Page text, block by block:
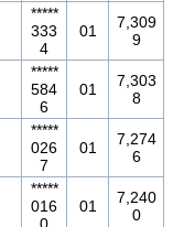
*****
333
4
01
7,309
9
*****
584
6
01
7,303
8
*****
026
7
01
7,274
6
*****
016
01
7,240
0